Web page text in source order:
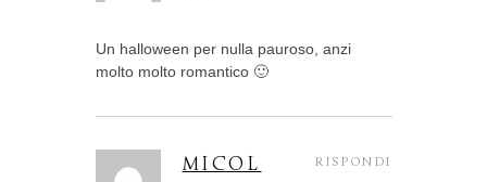
Un halloween per nulla pauroso, anzi
molto molto romantico 🙂
MICOL RISPONDI